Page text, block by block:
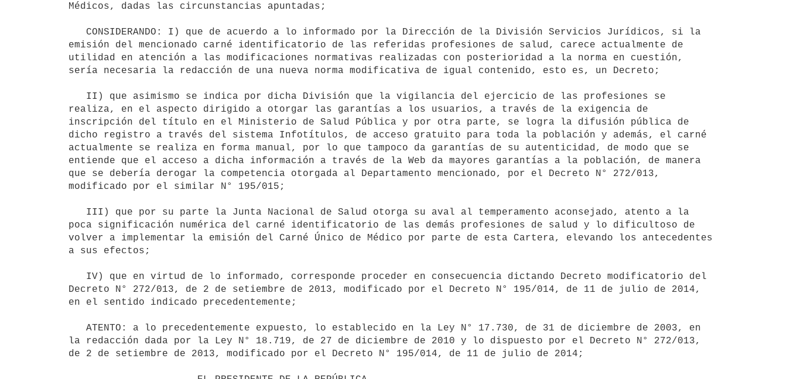
Médicos, dadas las circunstancias apuntadas;
emisión del mencionado carné identificatorio de las referidas profesiones de salud, carece actualmente de
utilidad en atención a las modificaciones normativas realizadas con posterioridad a la norma en cuestión,
sería necesaria la redacción de una nueva norma modificativa de igual contenido, esto es, un Decreto;
realiza, en el aspecto dirigido a otorgar las garantías a los usuarios, a través de la exigencia de
inscripción del título en el Ministerio de Salud Pública y por otra parte, se logra la difusión pública de
dicho registro a través del sistema Infotítulos, de acceso gratuito para toda la población y además, el carné
actualmente se realiza en forma manual, por lo que tampoco da garantías de su autenticidad, de modo que se
entiende que el acceso a dicha información a través de la Web da mayores garantías a la población, de manera
que se debería derogar la competencia otorgada al Departamento mencionado, por el Decreto N° 272/013,
modificado por el similar N° 195/015;
poca significación numérica del carné identificatorio de las demás profesiones de salud y lo dificultoso de
volver a implementar la emisión del Carné Único de Médico por parte de esta Cartera, elevando los antecedentes
a sus efectos;
Decreto N° 272/013, de 2 de setiembre de 2013, modificado por el Decreto N° 195/014, de 11 de julio de 2014,
en el sentido indicado precedentemente;
la redacción dada por la Ley N° 18.719, de 27 de diciembre de 2010 y lo dispuesto por el Decreto N° 272/013,
de 2 de setiembre de 2013, modificado por el Decreto N° 195/014, de 11 de julio de 2014;